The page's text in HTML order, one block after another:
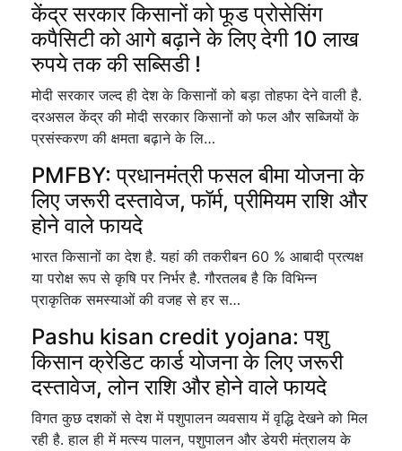
केंद्र सरकार किसानों को फूड प्रोसेसिंग
कपैसिटी को आगे बढ़ाने के लिए देगी 10 लाख
रुपये तक की सब्सिडी !
मोदी सरकार जल्द ही देश के किसानों को बड़ा तोहफा देने वाली है.
दरअसल केंद्र की मोदी सरकार किसानों को फल और सब्जियों के
प्रसंस्करण की क्षमता बढ़ाने के लि…
PMFBY: प्रधानमंत्री फसल बीमा योजना के
लिए जरूरी दस्तावेज, फॉर्म, प्रीमियम राशि और
होने वाले फायदे
भारत किसानों का देश है. यहां की तकरीबन 60 % आबादी प्रत्यक्ष
या परोक्ष रूप से कृषि पर निर्भर है. गौरतलब है कि विभिन्न
प्राकृतिक समस्याओं की वजह से हर स…
Pashu kisan credit yojana: पशु
किसान क्रेडिट कार्ड योजना के लिए जरूरी
दस्तावेज, लोन राशि और होने वाले फायदे
विगत कुछ दशकों से देश में पशुपालन व्यवसाय में वृद्धि देखने को मिल
रही है. हाल ही में मत्स्य पालन, पशुपालन और डेयरी मंत्रालय के